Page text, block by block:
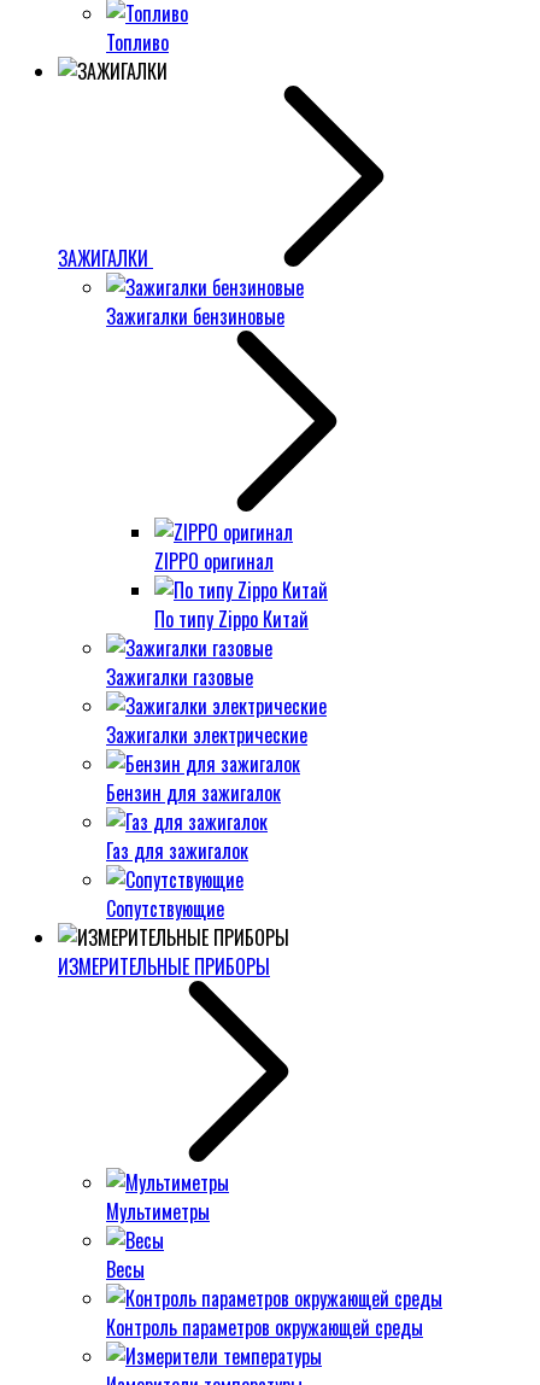
Топливо
ЗАЖИГАЛКИ
Зажигалки бензиновые
ZIPPO оригинал
По типу Zippo Китай
Зажигалки газовые
Зажигалки электрические
Бензин для зажигалок
Газ для зажигалок
Сопутствующие
ИЗМЕРИТЕЛЬНЫЕ ПРИБОРЫ
Мультиметры
Весы
Контроль параметров окружающей среды